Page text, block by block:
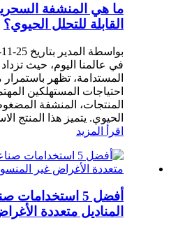
ما هي المنشفة
القابلة للتحلل الحيوي؟
بواسطة المدير بتاريخ 25-11-2017
في عالمنا اليوم، حيث تزداد
المستدامة، تظهر باستمرار
احتياجات المستهلكين
المنتجات، المنشفة
الحيوي. يتميز هذا المنتج
اقرأ المزيد
أفضل 5
المناديل متعددة